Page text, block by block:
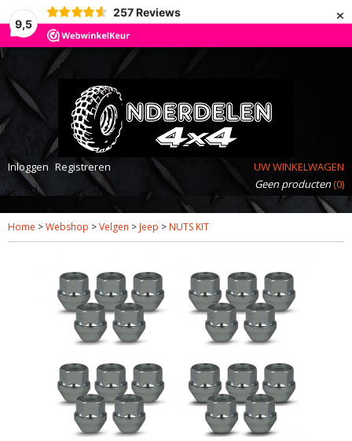
9,5
257 Reviews ×
Inloggen Registreren
UW WINKELWAGEN
Geen producten(0)
Home >Webshop >Velgen > Jeep > NUTS KIT